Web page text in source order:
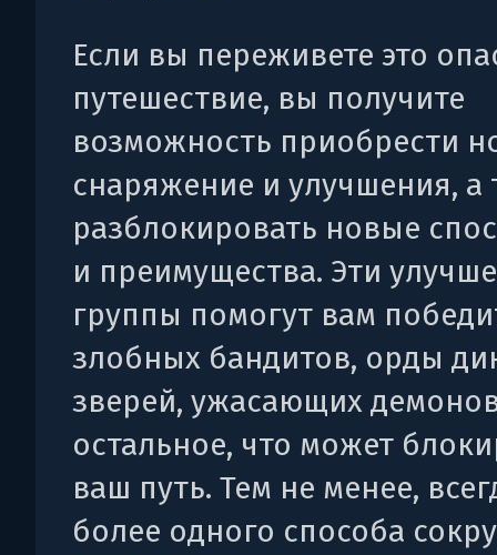
Если вы переживете это
путешествие, вы получите
возможность приобрести
снаряжение и улучшения, а
разблокировать новые
и преимущества. Эти
группы помогут вам
злобных бандитов, орды
зверей, ужасающих
остальное, что может
ваш путь. Тем не менее,
более одного способа